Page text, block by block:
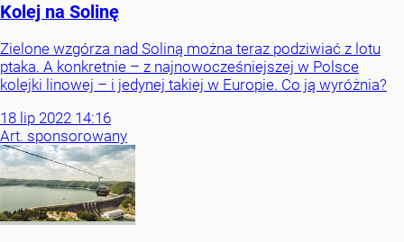
Kolej na Solinę
Zielone wzgórza nad Soliną można teraz podziwiać z lotu
ptaka. A konkretnie – z najnowocześniejszej w Polsce
kolejki linowej – i jedynej takiej w Europie. Co ją wyróżnia?
18 lip 2022 14:16
Art. sponsorowany